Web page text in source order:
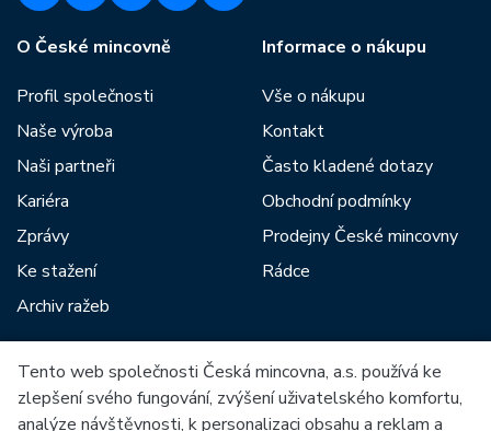
O České mincovně
Profil společnosti
Naše výroba
Naši partneři
Kariéra
Zprávy
Ke stažení
Archiv ražeb
Informace o nákupu
Vše o nákupu
Kontakt
Často kladené dotazy
Obchodní podmínky
Prodejny České mincovny
Rádce
Mezi naše partnery patří:
Tento web společnosti Česká mincovna, a.s. používá ke
zlepšení svého fungování, zvýšení uživatelského komfortu,
analýze návštěvnosti, k personalizaci obsahu a reklam a